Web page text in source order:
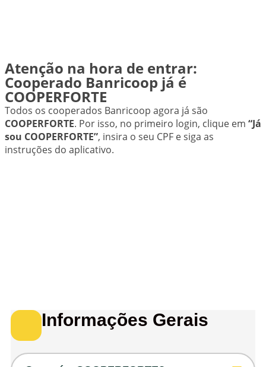
Atenção na hora de entrar:
Cooperado Banricoop já é
COOPERFORTE
Todos os cooperados Banricoop agora já são
COOPERFORTE. Por isso, no primeiro login, clique em “Já
sou COOPERFORTE”, insira o seu CPF e siga as
instruções do aplicativo.
Informações Gerais